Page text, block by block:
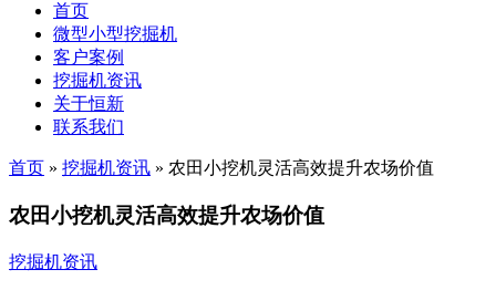
首页
微型小型挖掘机
客户案例
挖掘机资讯
关于恒新
联系我们
首页 » 挖掘机资讯 » 农田小挖机灵活高效提升农场价值
农田小挖机灵活高效提升农场价值
挖掘机资讯